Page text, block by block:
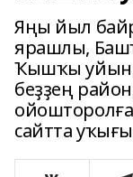
Яңы йыл
ярашлы,
Ҡышҡы
беҙҙең
сайтта